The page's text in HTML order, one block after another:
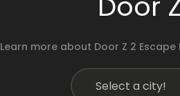
Learn more about Door Z 2